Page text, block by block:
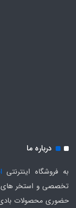
درباره ما
به فروشگاه اینترنتی
تخصصی و استخر های
حضوری محصولات بادی